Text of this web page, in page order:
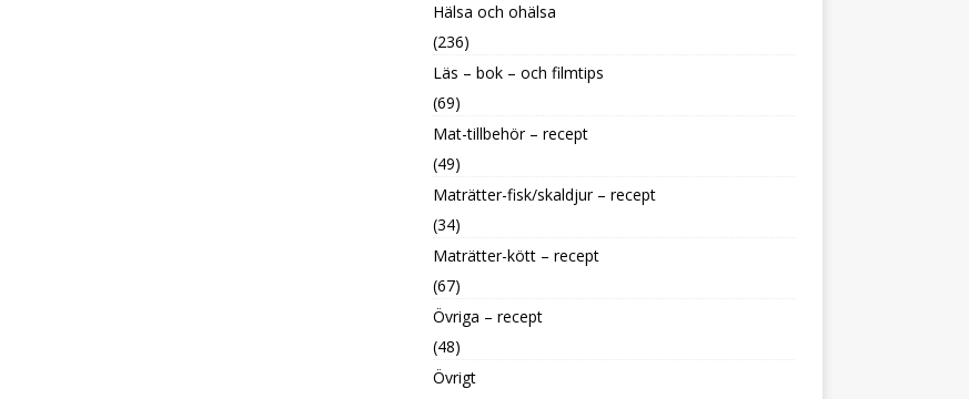
Hälsa och ohälsa
(236)
Läs – bok – och filmtips
(69)
Mat-tillbehör – recept
(49)
Maträtter-fisk/skaldjur – recept
(34)
Maträtter-kött – recept
(67)
Övriga – recept
(48)
Övrigt